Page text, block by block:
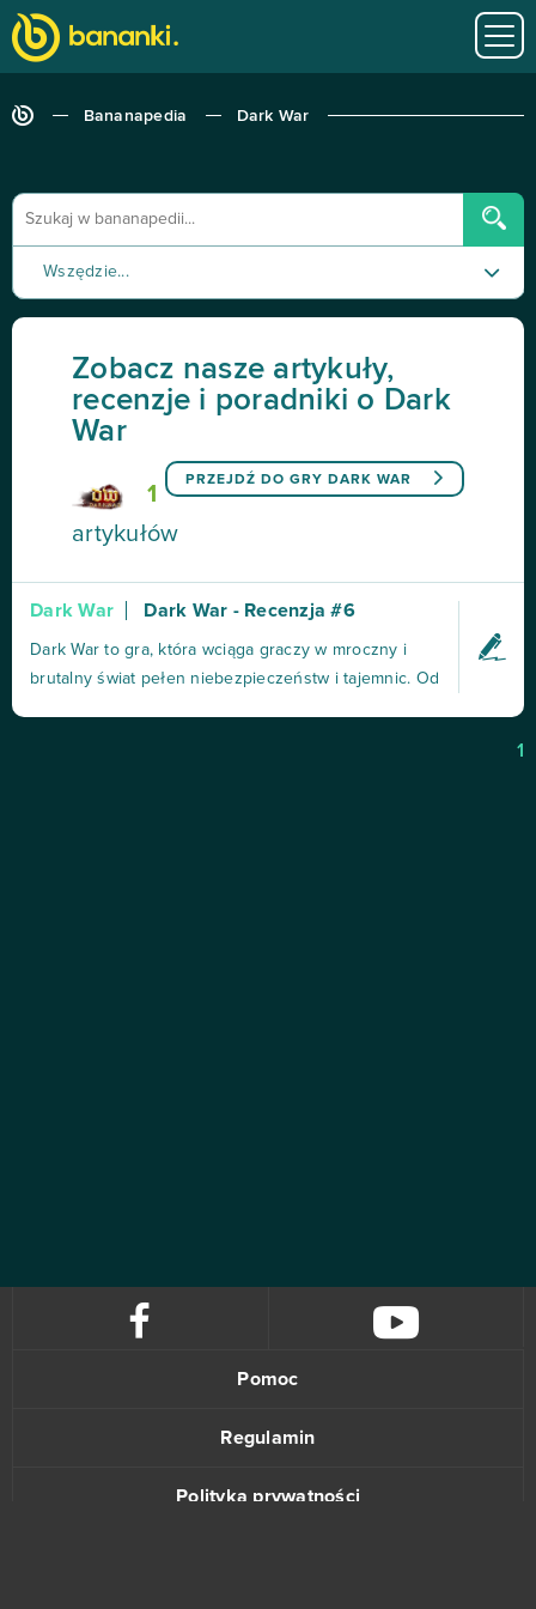
Bananapedia Dark War
Wszędzie...
Recenzja
Tutorial
Zobacz nasze artykuły,
recenzje i poradniki o Dark
War
PRZEJDŹ DO GRY DARK WAR
1
artykułów
Dark War Dark War - Recenzja #6
Dark War to gra, która wciąga graczy w mroczny i
brutalny świat pełen niebezpieczeństw i tajemnic. Od
1
Pomoc
Regulamin
Polityka prywatności